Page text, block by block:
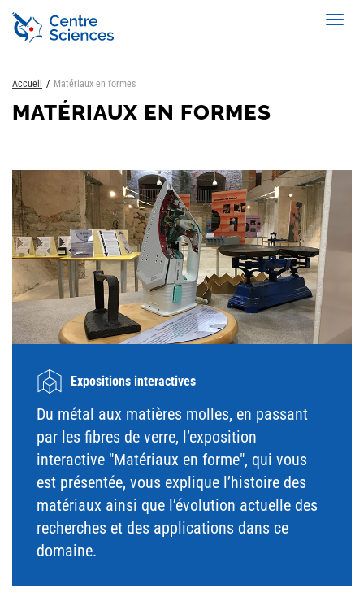
Aller
contenu
Accueil Matériaux en formes
MATÉRIAUX EN FORMES
Expositions interactives
Du métal aux matières molles, en passant
par les fibres de verre, l’exposition
interactive "Matériaux en forme", qui vous
est présentée, vous explique l’histoire des
matériaux ainsi que l’évolution actuelle des
recherches et des applications dans ce
domaine.